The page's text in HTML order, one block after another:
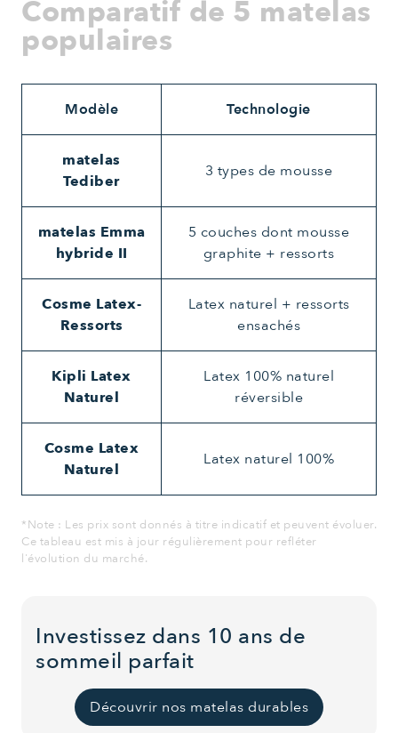
Comparatif de 5 matelas
populaires
Modèle Technologie
matelas
Tediber
3 types de mousse
matelas Emma
hybride II
5 couches dont mousse
graphite + ressorts
Cosme Latex-
Ressorts
Latex naturel + ressorts
ensachés
Kipli Latex
Naturel
Latex 100% naturel
réversible
Cosme Latex
Naturel
Latex naturel 100%
*Note : Les prix sont donnés à titre indicatif et peuvent évoluer.
Ce tableau est mis à jour régulièrement pour refléter
l'évolution du marché.
Investissez dans 10 ans de
sommeil parfait
Découvrir nos matelas durables